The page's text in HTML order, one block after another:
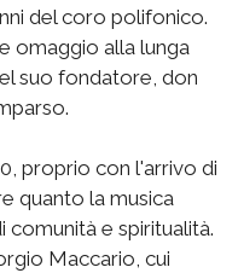
del coro polifonico.
omaggio alla lunga
suo fondatore, don
proprio con l'arrivo di
quanto la musica
e spiritualità.
Maccario, cui